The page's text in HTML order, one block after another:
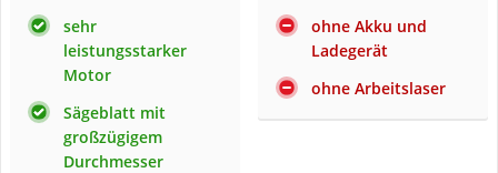
sehr
leistungsstarker
Motor
Sägeblatt mit
großzügigem
Durchmesser
ohne Akku und
Ladegerät
ohne Arbeitslaser